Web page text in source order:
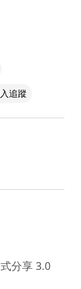
追蹤
分享 3.0